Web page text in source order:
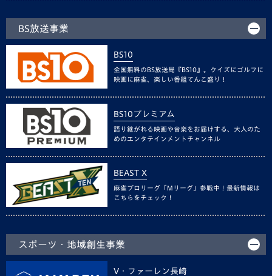
BS放送事業
BS10
全国無料のBS放送局『BS10』。クイズにゴルフに
映画に麻雀、楽しい番組てんこ盛り！
BS10プレミアム
語り継がれる映画や音楽をお届けする、大人のた
めのエンタテインメントチャンネル
BEAST X
麻雀プロリーグ「Mリーグ」参戦中！最新情報は
こちらをチェック！
スポーツ・地域創生事業
V・ファーレン長崎